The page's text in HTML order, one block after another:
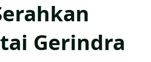
Gerindra